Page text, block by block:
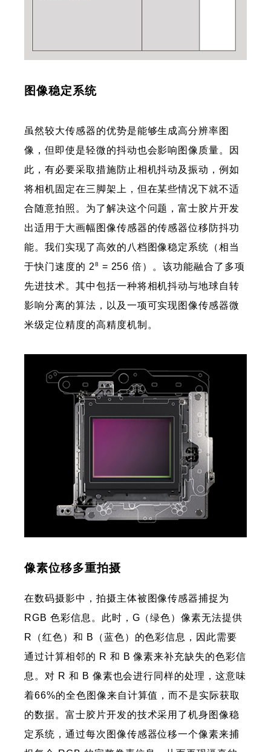
图像稳定系统
虽然较大传感器的优势是能够生成高分辨率图
像，但即使是轻微的抖动也会影响图像质量。因
此，有必要采取措施防止相机抖动及振动，例如
将相机固定在三脚架上，但在某些情况下就不适
合随意拍照。为了解决这个问题，富士胶片开发
出适用于大画幅图像传感器的传感器位移防抖功
能。我们实现了高效的八档图像稳定系统（相当
于快门速度的 28
= 256 倍）。该功能融合了多项
先进技术。其中包括一种将相机抖动与地球自转
影响分离的算法，以及一项可实现图像传感器微
米级定位精度的高精度机制。
像素位移多重拍摄
在数码摄影中，拍摄主体被图像传感器捕捉为
RGB 色彩信息。此时，G（绿色）像素无法提供
R（红色）和 B（蓝色）的色彩信息，因此需要
通过计算相邻的 R 和 B 像素来补充缺失的色彩信
息。对 R 和 B 像素也会进行同样的处理，这意味
着66%的全色图像来自计算值，而不是实际获取
的数据。富士胶片开发的技术采用了机身图像稳
定系统，通过每次图像传感器位移一个像素来捕